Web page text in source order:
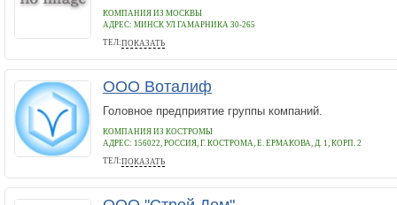
КОМПАНИЯ ИЗ МОСКВЫ
АДРЕС: МИНСК УЛ ГАМАРНИКА 30-265
ТЕЛ:ПОКАЗАТЬ
+375296616105
ООО Воталиф
Головное предприятие группы компаний.
КОМПАНИЯ ИЗ КОСТРОМЫ
АДРЕС: 156022, РОССИЯ, Г. КОСТРОМА, Е. ЕРМАКОВА, Д. 1, КОРП. 2
ТЕЛ:ПОКАЗАТЬ
+74952041678